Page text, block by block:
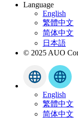
Language
English
繁體中文
简体中文
日本語
© 2025 AUO
English
繁體中文
简体中文